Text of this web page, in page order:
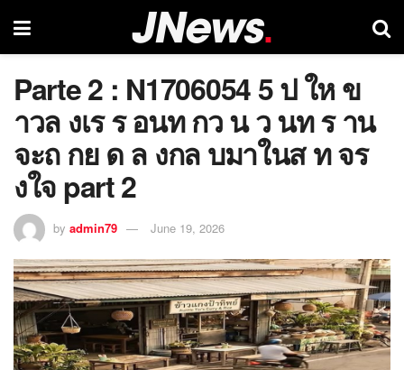
Parte 2 : N1706054 5 ป ให ข
าวล งเร ร อนท กว น ว นท ร าน
จะถ กย ด ล งกล บมาในส ท จร
งใจ part 2
by admin79 June 19, 2026